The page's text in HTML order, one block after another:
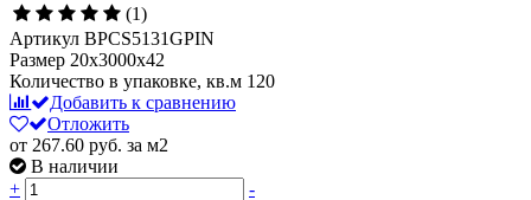
(1)
Артикул BPCS5131GPIN
Размер 20x3000x42
Количество в упаковке, кв.м 120
Добавить к сравнению
Отложить
от 267.60 руб. за м2
В наличии
+
-